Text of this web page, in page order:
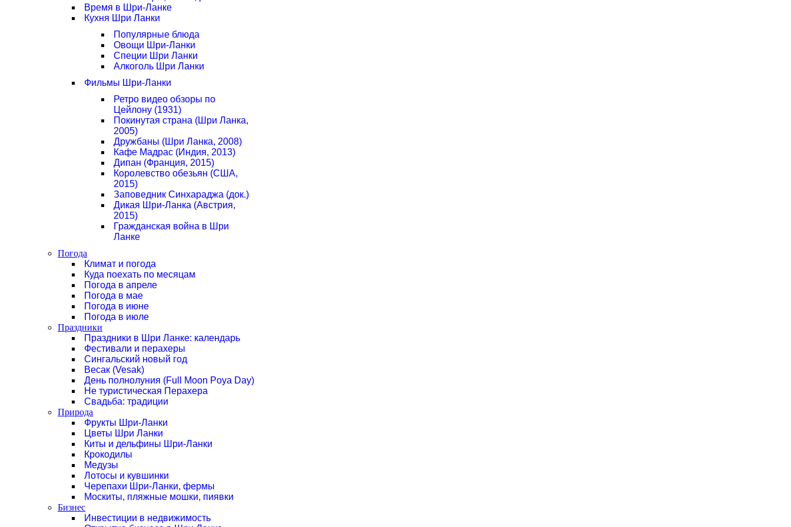
Время в Шри-Ланке
Кухня Шри Ланки
Популярные блюда
Овощи Шри-Ланки
Специи Шри Ланки
Алкоголь Шри Ланки
Фильмы Шри-Ланки
Ретро видео обзоры по
Цейлону (1931)
Покинутая страна (Шри Ланка,
2005)
Дружбаны (Шри Ланка, 2008)
Кафе Мадрас (Индия, 2013)
Дипан (Франция, 2015)
Королевство обезьян (США,
2015)
Заповедник Синхараджа (док.)
Дикая Шри-Ланка (Австрия,
2015)
Гражданская война в Шри
Ланке
Погода
Климат и погода
Куда поехать по месяцам
Погода в апреле
Погода в мае
Погода в июне
Погода в июле
Праздники
Праздники в Шри Ланке: календарь
Фестивали и перахеры
Сингальский новый год
Весак (Vesak)
День полнолуния (Full Moon Poya Day)
Не туристическая Перахера
Свадьба: традиции
Природа
Фрукты Шри-Ланки
Цветы Шри Ланки
Киты и дельфины Шри-Ланки
Крокодилы
Медузы
Лотосы и кувшинки
Черепахи Шри-Ланки, фермы
Москиты, пляжные мошки, пиявки
Бизнес
Инвестиции в недвижимость